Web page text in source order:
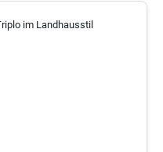
im Landhausstil